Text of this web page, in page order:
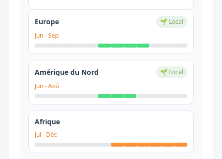
Europe
🌱 Local
Jun-Sep
Amérique du Nord
🌱 Local
Jun-Aoû
Afrique
Jul - Déc